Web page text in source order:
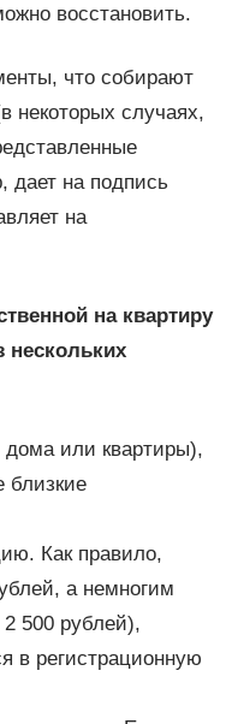
восстановить.
что собирают
некоторых случаях,
дает на подпись
на
на квартиру
нескольких
дома или квартиры),
близкие
Как правило,
а немногим
500 рублей),
в регистрационную